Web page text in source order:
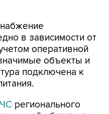
в зависимости от
оперативной
объекты и
подключена к
регионального